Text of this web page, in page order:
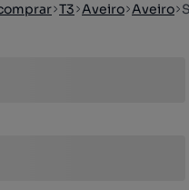
T3 Aveiro Aveiro